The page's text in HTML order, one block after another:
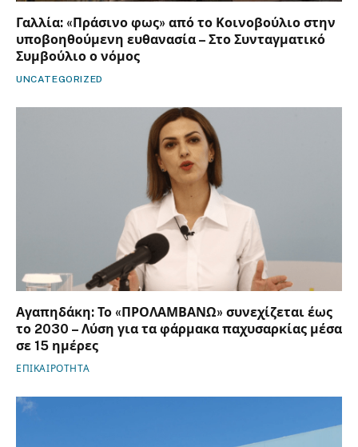
Γαλλία: «Πράσινο φως» από το Κοινοβούλιο στην
υποβοηθούμενη ευθανασία – Στο Συνταγματικό
Συμβούλιο ο νόμος
UNCATEGORIZED
Αγαπηδάκη: Το «ΠΡΟΛΑΜΒΑΝΩ» συνεχίζεται έως
το 2030 – Λύση για τα φάρμακα παχυσαρκίας μέσα
σε 15 ημέρες
ΕΠΙΚΑΙΡΟΤΗΤΑ